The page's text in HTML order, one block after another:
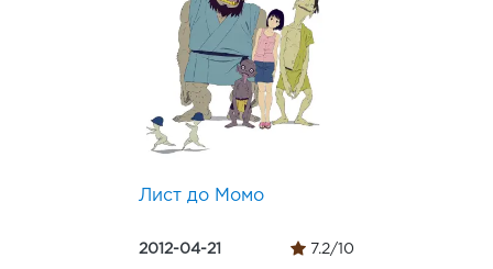
Лист до Момо
2012-04-21 7.2/10